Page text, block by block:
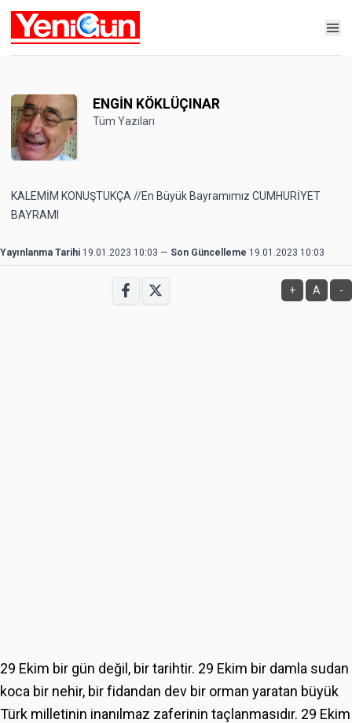
ENGİN KÖKLÜÇINAR
Tüm Yazıları
KALEMİM KONUŞTUKÇA //En Büyük Bayramımız CUMHURİYET
BAYRAMI
Yayınlanma Tarihi 19.01.2023 10:03 — Son Güncelleme 19.01.2023 10:03
+ A -
29 Ekim bir gün değil, bir tarihtir. 29 Ekim bir damla sudan
koca bir nehir, bir fidandan dev bir orman yaratan büyük
Türk milletinin inanılmaz zaferinin taçlanmasıdır. 29 Ekim